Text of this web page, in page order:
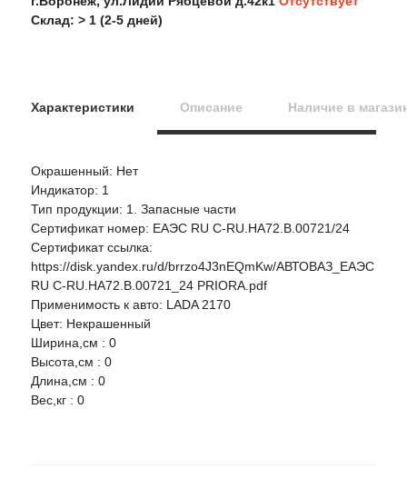
Склад: > 1 (2-5 дней)
Характеристики Описание Наличие в
Окрашенный: Нет
Индикатор: 1
Тип продукции: 1. Запасные части
Сертификат номер: ЕАЭС RU С-RU.НА72.В.00721/24
Сертификат ссылка:
https://disk.yandex.ru/d/brrzo4J3nEQmKw/АВТОВАЗ_ЕАЭС
RU С-RU.НА72.В.00721_24 PRIORA.pdf
Применимость к авто: LADA 2170
Цвет: Некрашенный
Ширина,см : 0
Высота,см : 0
Длина,см : 0
Вес,кг : 0
НАЛИЧИЕ
АВТОВАЗ Бампер ВАЗ 2170 Priora передний
Артикул:
21700280301501
1 шт.
г.Воронеж,
проезд
Монтажный,
Оцените товар:
Ваше имя
E-mail
Достоинства